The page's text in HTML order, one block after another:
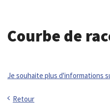
Courbe de
Je souhaite plus d'informations
Retour